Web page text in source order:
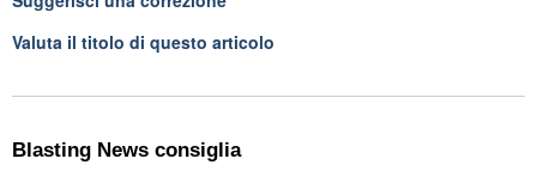
Valuta il titolo di questo articolo
Blasting News consiglia